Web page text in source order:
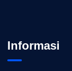
Informasi